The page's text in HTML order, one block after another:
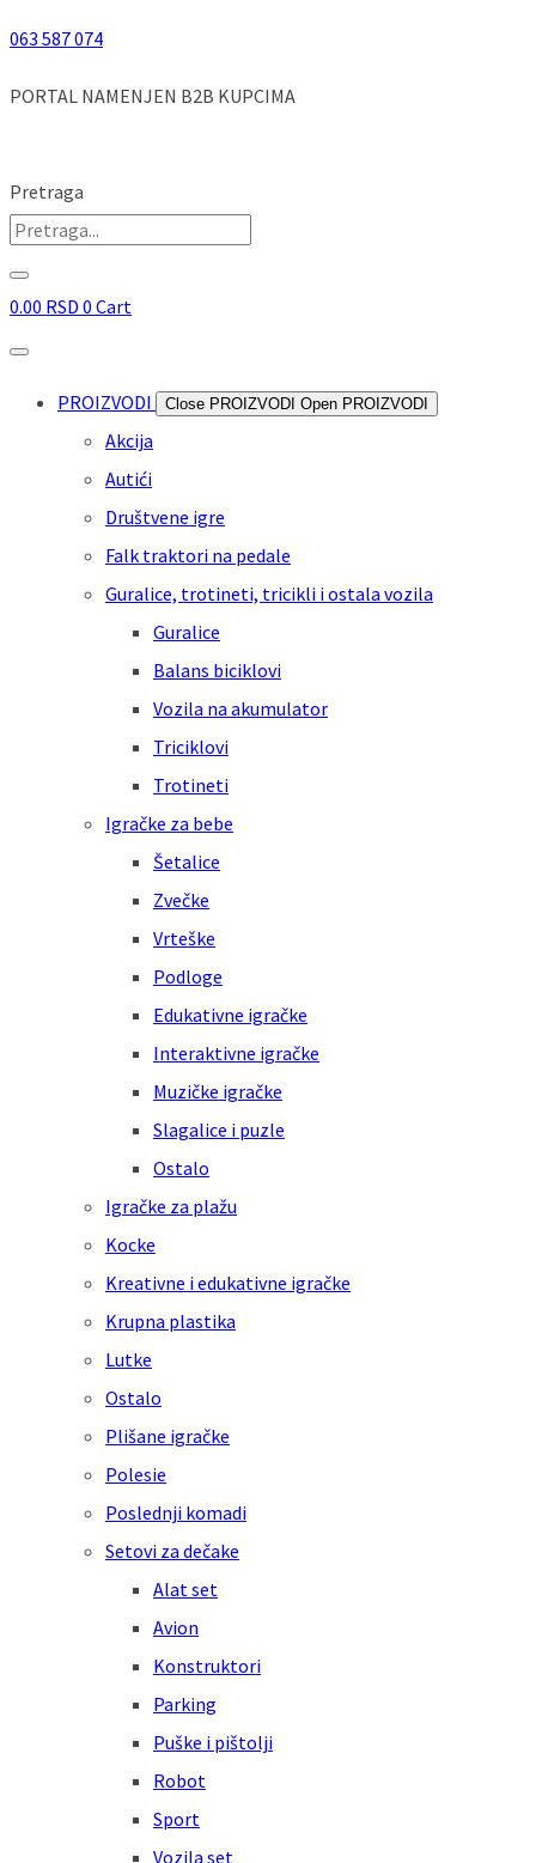
Skip
063 587 074
PORTAL NAMENJEN B2B KUPCIMA
Pretraga
0.00 RSD 0 Cart
PROIZVODI Close PROIZVODI Open PROIZVODI
Akcija
Autići
Društvene igre
Falk traktori na pedale
Guralice, trotineti, tricikli i ostala vozila
Guralice
Balans biciklovi
Vozila na akumulator
Triciklovi
Trotineti
Igračke za bebe
Šetalice
Zvečke
Vrteške
Podloge
Edukativne igračke
Interaktivne igračke
Muzičke igračke
Slagalice i puzle
Ostalo
Igračke za plažu
Kocke
Kreativne i edukativne igračke
Krupna plastika
Lutke
Ostalo
Plišane igračke
Polesie
Poslednji komadi
Setovi za dečake
Alat set
Avion
Konstruktori
Parking
Puške i pištolji
Robot
Sport
Vozila set